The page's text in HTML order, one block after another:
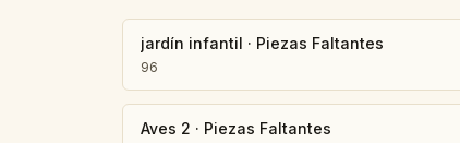
jardín infantil · Piezas Faltantes
96
Aves 2 · Piezas Faltantes